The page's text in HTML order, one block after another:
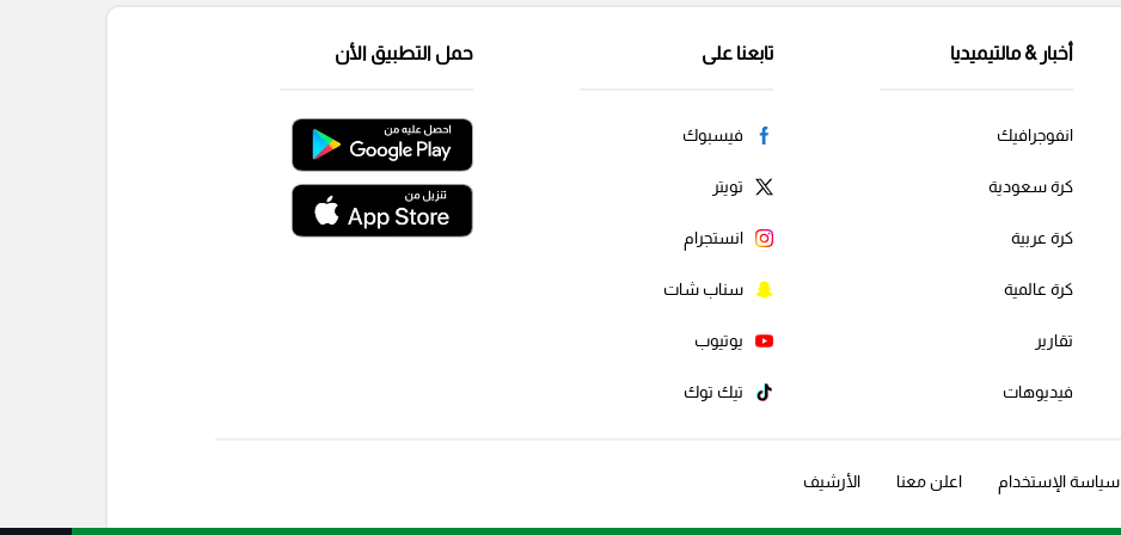
أخبار & مالتيميديا
انفوجرافيك
كرة سعودية
كرة عربية
كرة عالمية
تقارير
فيديوهات
تابعنا على
فيسبوك
تويتر
انستجرام
سناب شات
يوتيوب
تيك توك
حمل التطبيق الأن
سياسة الإستخدام اعلن معنا الأرشيف